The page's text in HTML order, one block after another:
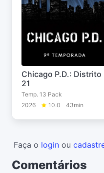
Chicago P.D.: Distrito
21
Temp. 13 Pack
2026
10.0 43min
Faça o login ou
Comentários